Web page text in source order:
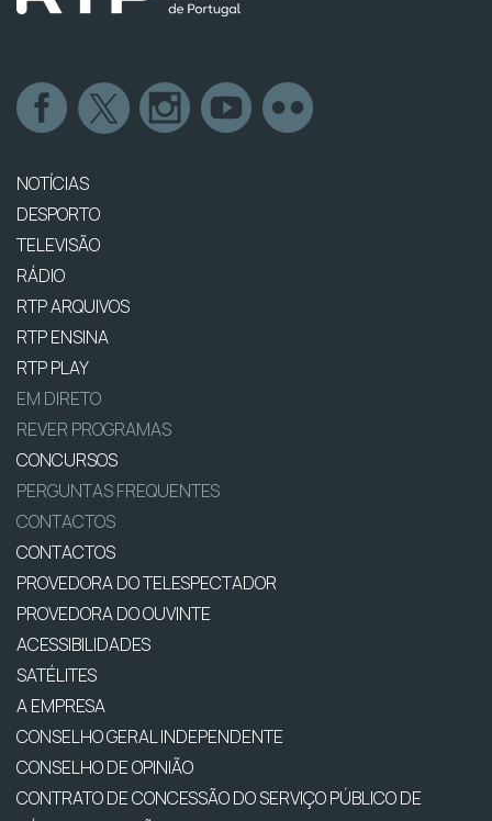
NOTÍCIAS
DESPORTO
TELEVISÃO
RÁDIO
RTP ARQUIVOS
RTP ENSINA
RTP PLAY
EM DIRETO
REVER PROGRAMAS
CONCURSOS
PERGUNTAS FREQUENTES
CONTACTOS
CONTACTOS
PROVEDORA DO TELESPECTADOR
PROVEDORA DO OUVINTE
ACESSIBILIDADES
SATÉLITES
A EMPRESA
CONSELHO GERAL INDEPENDENTE
CONSELHO DE OPINIÃO
CONTRATO DE CONCESSÃO DO SERVIÇO PÚBLICO DE